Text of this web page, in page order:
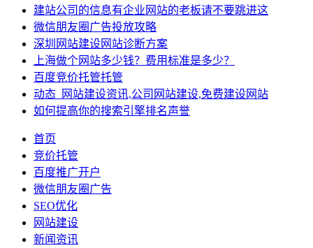
建站公司的信息有企业网站的老板请不要跳进这
微信朋友圈广告投放攻略
深圳网站建设网站诊断方案
上海做个网站多少钱？费用标准是多少？
百度竞价托管托管
动态_网站建设资讯,公司网站建设,免费建设网站
如何提高你的搜索引擎排名声誉
首页
竞价托管
百度推广开户
微信朋友圈广告
SEO优化
网站建设
新闻资讯